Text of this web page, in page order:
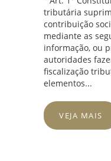
tributária
contribuição
mediante as
informação, ou
autoridades
fiscalização
elementos...
VEJA MAIS